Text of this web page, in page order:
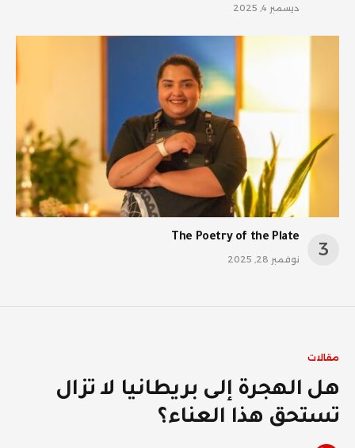
ديسمبر 4, 2025
The Poetry of the Plate
نوفمبر 28, 2025
مقالات
هل الهجرة إلى بريطانيا لا تزال
تستحق هذا العناء؟